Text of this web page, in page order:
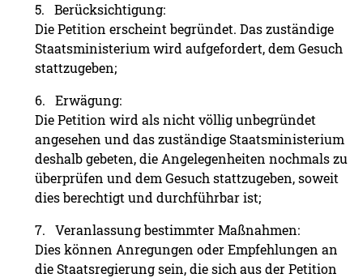
5. Berücksichtigung:
Die Petition erscheint begründet. Das zuständige
Staatsministerium wird aufgefordert, dem Gesuch
stattzugeben;
6. Erwägung:
Die Petition wird als nicht völlig unbegründet
angesehen und das zuständige Staatsministerium
deshalb gebeten, die Angelegenheiten nochmals zu
überprüfen und dem Gesuch stattzugeben, soweit
dies berechtigt und durchführbar ist;
7. Veranlassung bestimmter Maßnahmen:
Dies können Anregungen oder Empfehlungen an
die Staatsregierung sein, die sich aus der Petition